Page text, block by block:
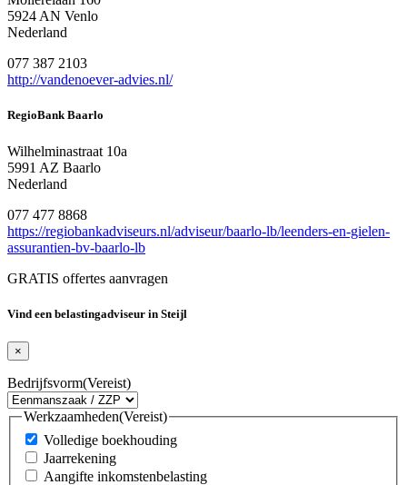
5924 AN Venlo
Nederland
077 387 2103
http://vandenoever-advies.nl/
RegioBank Baarlo
Wilhelminastraat 10a
5991 AZ Baarlo
Nederland
077 477 8868
https://regiobankadviseurs.nl/adviseur/baarlo-lb/leenders-en-gielen-
assurantien-bv-baarlo-lb
GRATIS offertes aanvragen
Vind een belastingadviseur in Steijl
×
Bedrijfsvorm(Vereist)
Werkzaamheden(Vereist)
Volledige boekhouding
Jaarrekening
Aangifte inkomstenbelasting